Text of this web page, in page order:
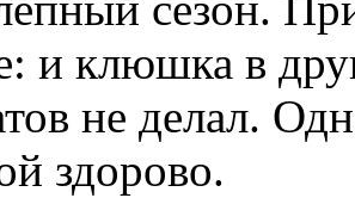
и клюшка в
не делал.
здорово.